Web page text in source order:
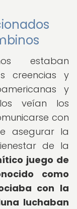
estaban
creencias y
y
veían los
con
asegurar la
de la
juego de
como
con la
luchaban